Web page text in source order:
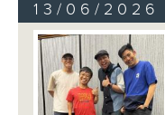
13/06/2026